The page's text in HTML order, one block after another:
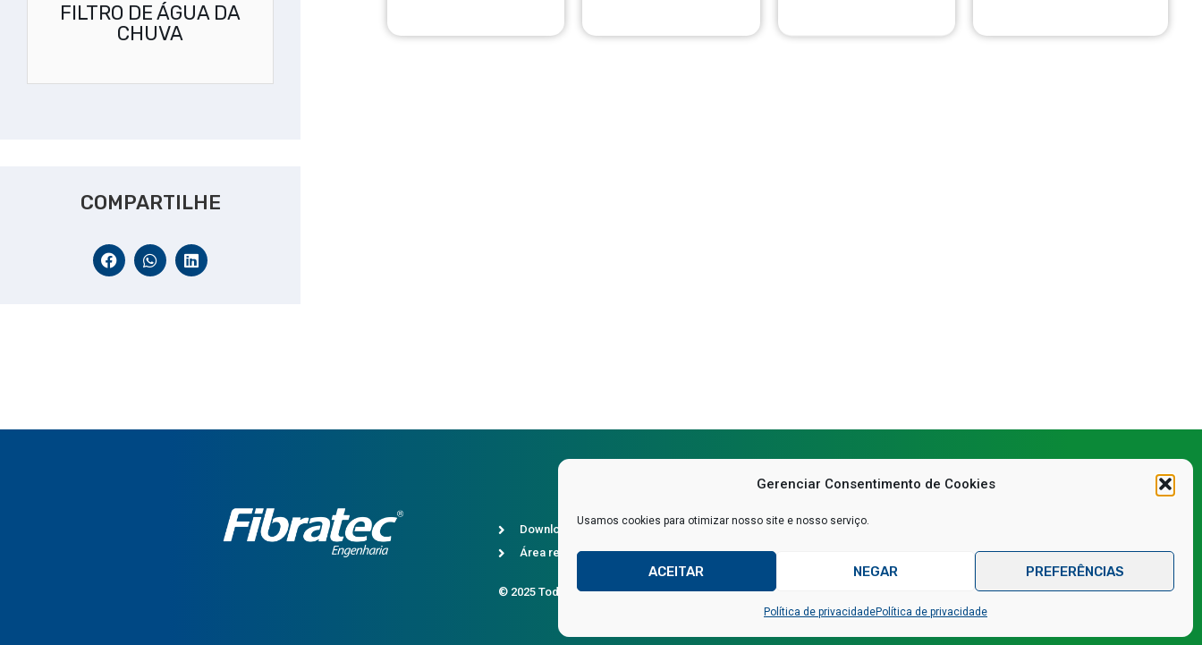
Gerenciar Consentimento de Cookies
Usamos cookies para otimizar nosso site e nosso serviço.
ACEITAR NEGAR PREFERÊNCIAS
Política de privacidadePolítica de privacidade
FILTRO DE ÁGUA DA
CHUVA
COMPARTILHE
Fale conosco via WhatsApp
Downloads
Área restrita
© 2025 Todos os direitos reservados
Política de privacidade
SAC
Desenvolvido por IPSE Marketing Estratégico